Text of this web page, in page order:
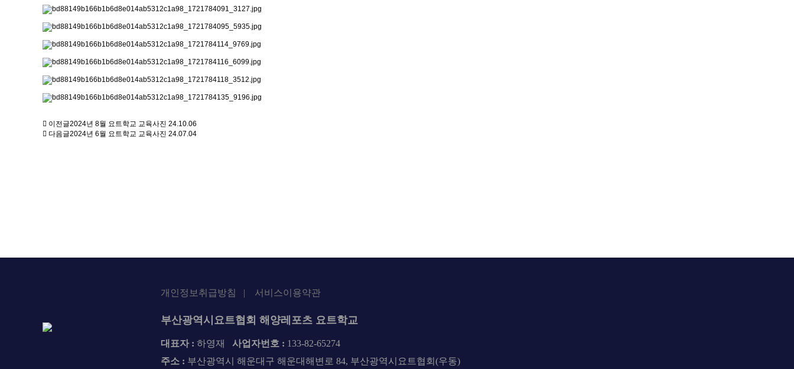
이전글2024년 8월 요트학교 교육사진 24.10.06
다음글2024년 6월 요트학교 교육사진 24.07.04
개인정보취급방침 | 서비스이용약관
부산광역시요트협회 해양레포츠 요트학교
대표자 : 하영재 사업자번호 : 133-82-65274
주소 : 부산광역시 해운대구 해운대해변로 84, 부산광역시요트협회(우동)